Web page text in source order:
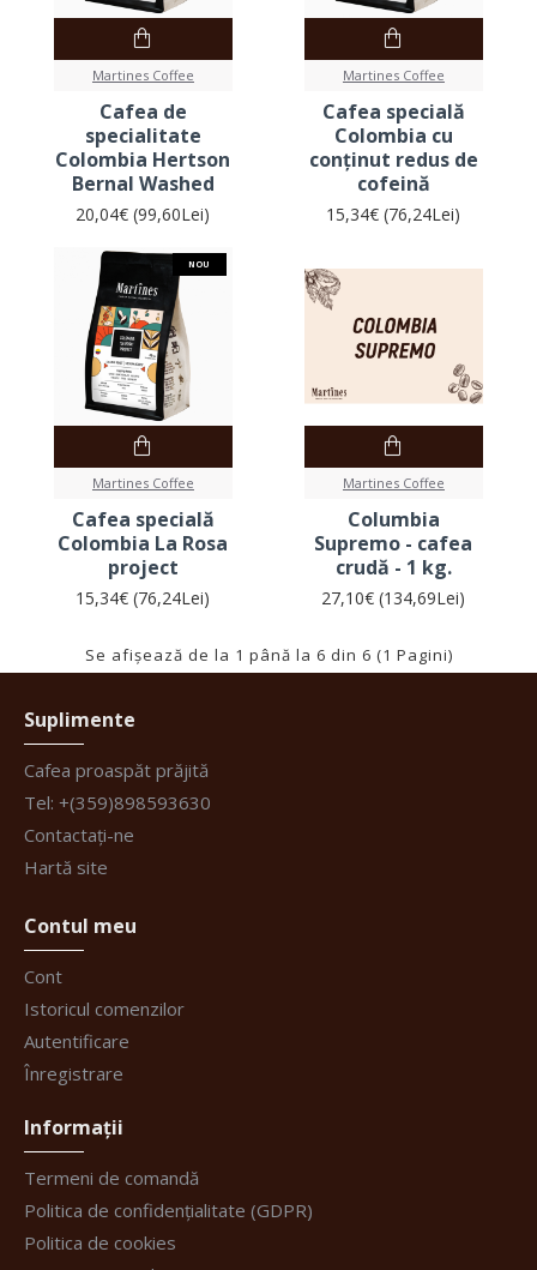
Martines Coffee
Cafea de
specialitate
Colombia Hertson
Bernal Washed
20,04€ (99,60Lei)
Martines Coffee
Cafea specială
Colombia cu
conținut redus de
cofeină
15,34€ (76,24Lei)
NOU
Martines Coffee
Cafea specială
Colombia La Rosa
project
15,34€ (76,24Lei)
Martines Coffee
Columbia
Supremo - cafea
crudă - 1 kg.
27,10€ (134,69Lei)
Se afişează de la 1 până la 6 din 6 (1 Pagini)
Suplimente
Cafea proaspăt prăjită
Tel: +(359)898593630
Contactați-ne
Hartă site
Contul meu
Cont
Istoricul comenzilor
Autentificare
Înregistrare
Informații
Termeni de comandă
Politica de confidențialitate (GDPR)
Politica de cookies